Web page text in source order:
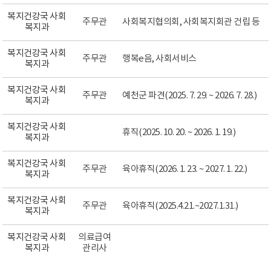
복지건강국 사회
복지과
주무관 사회복지협의회, 사회복지회관 건립 등
복지건강국 사회
복지과
주무관 행복e음, 사회서비스
복지건강국 사회
복지과
주무관 예천군 파견(2025. 7. 29. ~ 2026. 7. 28.)
복지건강국 사회
복지과
휴직(2025. 10. 20. ~ 2026. 1. 19.)
복지건강국 사회
복지과
주무관 육아휴직(2026. 1. 23. ~ 2027. 1. 22.)
복지건강국 사회
복지과
주무관 육아휴직(2025.4.21.~2027.1.31.)
복지건강국 사회
복지과
의료급여
관리사